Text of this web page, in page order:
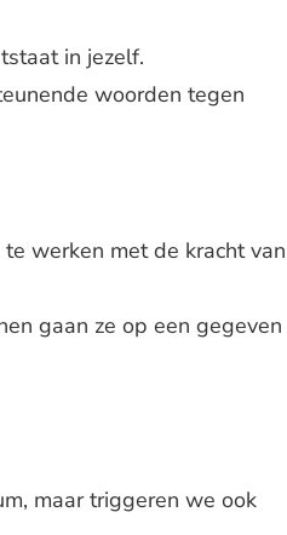
in jezelf.
woorden tegen
werken met de kracht van
gaan ze op een gegeven
maar triggeren we ook